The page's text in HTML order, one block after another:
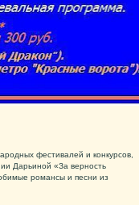
фестивалей и конкурсов,
Дарьиной «За верность
романсы и песни из